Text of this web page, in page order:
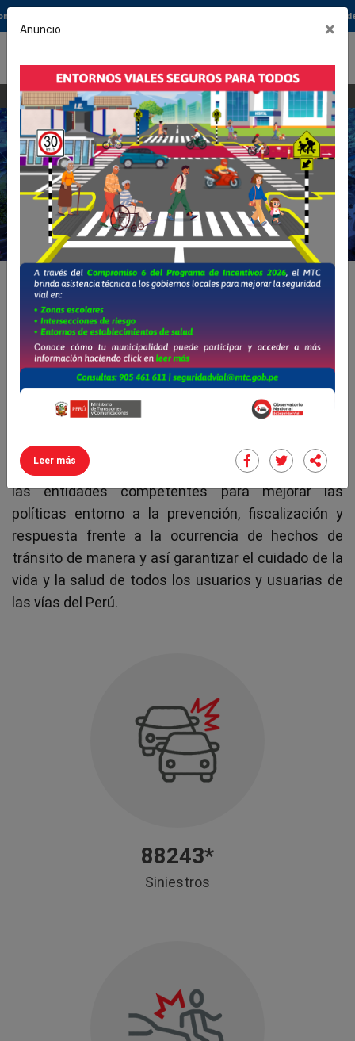
Bienvenido al Observatorio Nacional
de Seguridad Vial
El Observatorio Nacional de Seguridad Vial
sistematiza, analiza y difunde información sobre
riesgos, causas y consecuencias de los siniestros
viales utilizando las buenas prácticas en la gestión
de datos. Tiene como finalidad servir de insumo a
las entidades competentes para mejorar las
políticas entorno a la prevención, fiscalización y
respuesta frente a la ocurrencia de hechos de
tránsito de manera y así garantizar el cuidado de la
vida y la salud de todos los usuarios y usuarias de
las vías del Perú.
88243*
Siniestros
Anuncio ×
Leer más